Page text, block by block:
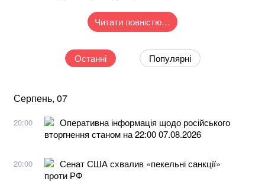
Читати повністю…
Останні Популярні
Серпень, 07
20:00
Оперативна інформація щодо російського
вторгнення станом на 22:00 07.08.2026
20:00
Сенат США схвалив «пекельні санкції»
проти РФ